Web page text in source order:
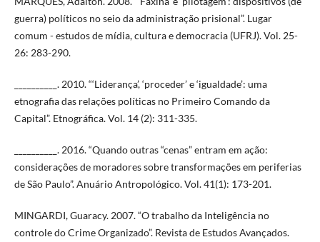
guerra) políticos no seio da administração prisional”. Lugar
comum - estudos de mídia, cultura e democracia (UFRJ). Vol. 25-
26: 283-290.
__________. 2010. “‘Liderança’, ‘proceder’ e ‘igualdade’: uma
etnografia das relações políticas no Primeiro Comando da
Capital”. Etnográfica. Vol. 14 (2): 311-335.
__________. 2016. “Quando outras “cenas” entram em ação:
considerações de moradores sobre transformações em periferias
de São Paulo”. Anuário Antropológico. Vol. 41(1): 173-201.
MINGARDI, Guaracy. 2007. “O trabalho da Inteligência no
controle do Crime Organizado”. Revista de Estudos Avançados.